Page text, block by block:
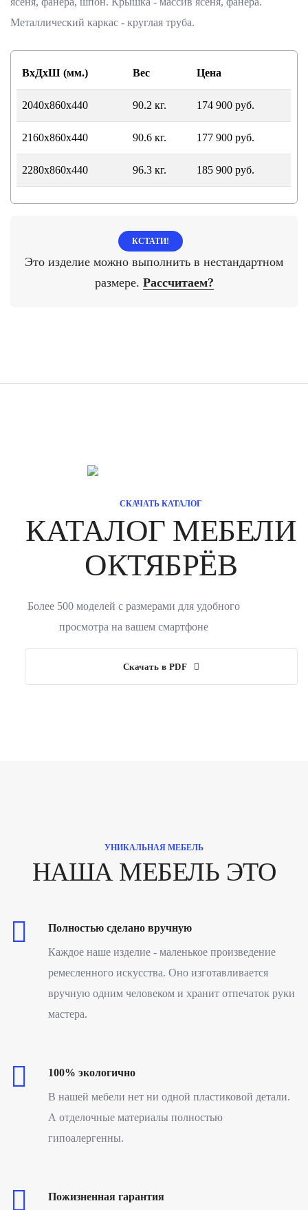
Металлический каркас - круглая труба.
ВхДхШ (мм.) Вес Цена
2040x860x440 90.2 кг. 174 900 руб.
2160x860x440 90.6 кг. 177 900 руб.
2280x860x440 96.3 кг. 185 900 руб.
КСТАТИ!
Это изделие можно выполнить в нестандартном
размере. Рассчитаем?
СКАЧАТЬ КАТАЛОГ
КАТАЛОГ МЕБЕЛИ
ОКТЯБРЁВ
Более 500 моделей с размерами для удобного
просмотра на вашем смартфоне
Скачать в PDF
УНИКАЛЬНАЯ МЕБЕЛЬ
НАША МЕБЕЛЬ ЭТО
Полностью сделано вручную
Каждое наше изделие - маленькое произведение
ремесленного искусства. Оно изготавливается
вручную одним человеком и хранит отпечаток руки
мастера.
100% экологично
В нашей мебели нет ни одной пластиковой детали.
А отделочные материалы полностью
гипоалергенны.
Пожизненная гарантия